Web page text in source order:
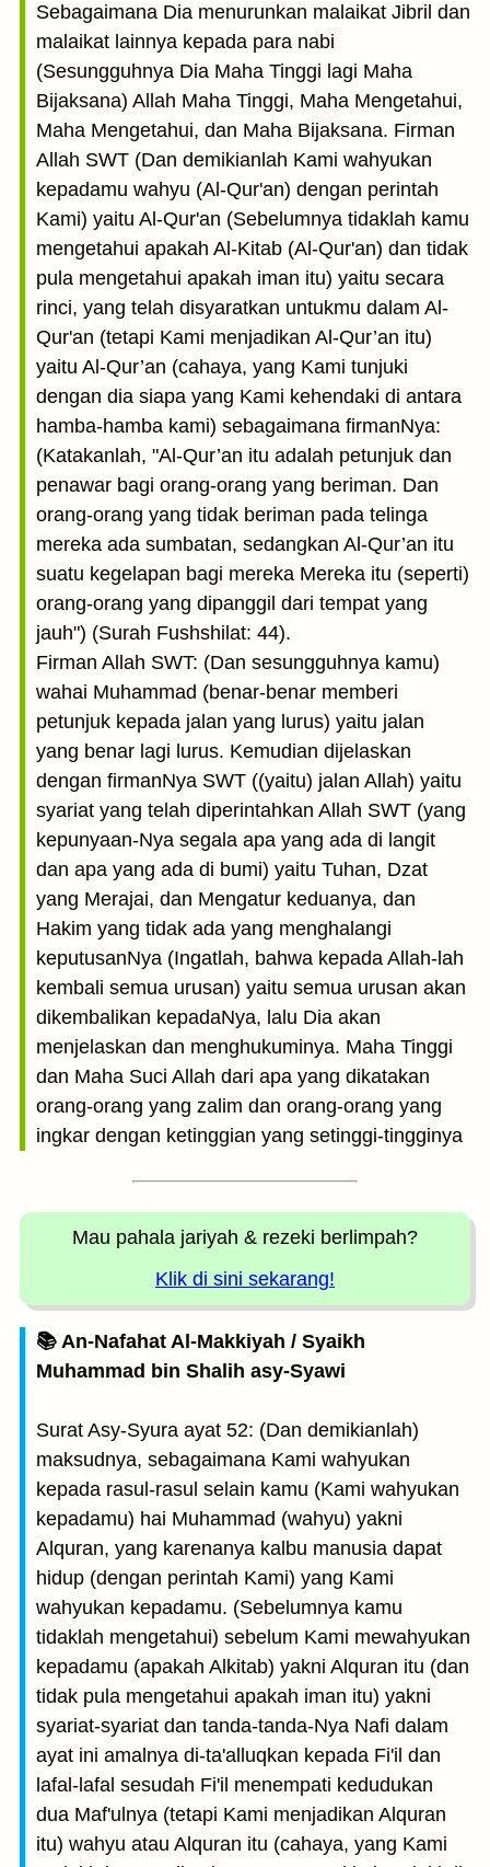
Sebagaimana Dia menurunkan malaikat Jibril dan
malaikat lainnya kepada para nabi
(Sesungguhnya Dia Maha Tinggi lagi Maha
Bijaksana) Allah Maha Tinggi, Maha Mengetahui,
Maha Mengetahui, dan Maha Bijaksana. Firman
Allah SWT (Dan demikianlah Kami wahyukan
kepadamu wahyu (Al-Qur'an) dengan perintah
Kami) yaitu Al-Qur'an (Sebelumnya tidaklah kamu
mengetahui apakah Al-Kitab (Al-Qur'an) dan tidak
pula mengetahui apakah iman itu) yaitu secara
rinci, yang telah disyaratkan untukmu dalam Al-
Qur'an (tetapi Kami menjadikan Al-Qur’an itu)
yaitu Al-Qur’an (cahaya, yang Kami tunjuki
dengan dia siapa yang Kami kehendaki di antara
hamba-hamba kami) sebagaimana firmanNya:
(Katakanlah, "Al-Qur’an itu adalah petunjuk dan
penawar bagi orang-orang yang beriman. Dan
orang-orang yang tidak beriman pada telinga
mereka ada sumbatan, sedangkan Al-Qur’an itu
suatu kegelapan bagi mereka Mereka itu (seperti)
orang-orang yang dipanggil dari tempat yang
jauh") (Surah Fushshilat: 44).
Firman Allah SWT: (Dan sesungguhnya kamu)
wahai Muhammad (benar-benar memberi
petunjuk kepada jalan yang lurus) yaitu jalan
yang benar lagi lurus. Kemudian dijelaskan
dengan firmanNya SWT ((yaitu) jalan Allah) yaitu
syariat yang telah diperintahkan Allah SWT (yang
kepunyaan-Nya segala apa yang ada di langit
dan apa yang ada di bumi) yaitu Tuhan, Dzat
yang Merajai, dan Mengatur keduanya, dan
Hakim yang tidak ada yang menghalangi
keputusanNya (Ingatlah, bahwa kepada Allah-lah
kembali semua urusan) yaitu semua urusan akan
dikembalikan kepadaNya, lalu Dia akan
menjelaskan dan menghukuminya. Maha Tinggi
dan Maha Suci Allah dari apa yang dikatakan
orang-orang yang zalim dan orang-orang yang
ingkar dengan ketinggian yang setinggi-tingginya
Mau pahala jariyah & rezeki berlimpah?
Klik di sini sekarang!
📚 An-Nafahat Al-Makkiyah / Syaikh
Muhammad bin Shalih asy-Syawi
Surat Asy-Syura ayat 52: (Dan demikianlah)
maksudnya, sebagaimana Kami wahyukan
kepada rasul-rasul selain kamu (Kami wahyukan
kepadamu) hai Muhammad (wahyu) yakni
Alquran, yang karenanya kalbu manusia dapat
hidup (dengan perintah Kami) yang Kami
wahyukan kepadamu. (Sebelumnya kamu
tidaklah mengetahui) sebelum Kami mewahyukan
kepadamu (apakah Alkitab) yakni Alquran itu (dan
tidak pula mengetahui apakah iman itu) yakni
syariat-syariat dan tanda-tanda-Nya Nafi dalam
ayat ini amalnya di-ta'alluqkan kepada Fi'il dan
lafal-lafal sesudah Fi'il menempati kedudukan
dua Maf'ulnya (tetapi Kami menjadikan Alquran
itu) wahyu atau Alquran itu (cahaya, yang Kami